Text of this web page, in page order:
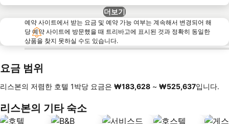
더보기
예약 사이트에서 받는 요금 및 예약 가능 여부는 계속해서 변경되어 해
당 예약 사이트에 방문했을 때 트리바고에 표시된 것과 정확히 동일한
상품을 찾지 못하실 수도 있습니다.
요금 범위
리스본의 저렴한 호텔 1박당 요금은 ‎₩183,628 ~ ‎₩525,637입니다.
리스본의 기타 숙소